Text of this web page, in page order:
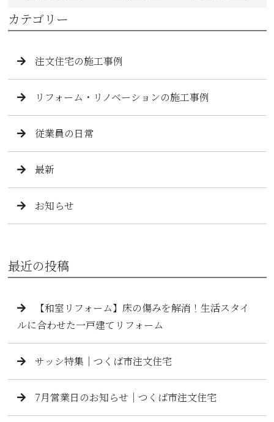
カテゴリー
注文住宅の施工事例
リフォーム・リノベーションの施工事例
従業員の日常
最新
お知らせ
最近の投稿
【和室リフォーム】床の傷みを解消！生活スタイ
ルに合わせた一戸建てリフォーム
サッシ特集｜つくば市注文住宅
7月営業日のお知らせ｜つくば市注文住宅